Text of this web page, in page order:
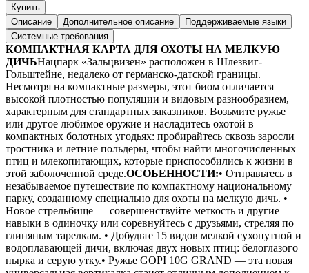
Купить
Описание
Дополнительное описание
Поддерживаемые языки
Системные требования
КОМПАКТНАЯ КАРТА ДЛЯ ОХОТЫ НА МЕЛКУЮ
ДИЧЬНацпарк «Зальцвизен» расположен в Шлезвиг-
Гольштейне, недалеко от германско-датской границы.
Несмотря на компактные размеры, этот биом отличается
высокой плотностью популяции и видовым разнообразием,
характерным для стандартных заказников. Возьмите ружье
или другое любимое оружие и насладитесь охотой в
компактных болотных угодьях: пробирайтесь сквозь заросли
тростника и летние польдеры, чтобы найти многочисленных
птиц и млекопитающих, которые приспособились к жизни в
этой заболоченной среде.ОСОБЕННОСТИ:• Отправьтесь в
незабываемое путешествие по компактному национальному
парку, созданному специально для охоты на мелкую дичь. •
Новое стрельбище — совершенствуйте меткость и другие
навыки в одиночку или соревнуйтесь с друзьями, стреляя по
глиняным тарелкам. • Добудьте 15 видов мелкой сухопутной и
водоплавающей дичи, включая двух новых птиц: белоглазого
нырка и серую утку.• Ружье GOPI 10G GRAND — эта новая